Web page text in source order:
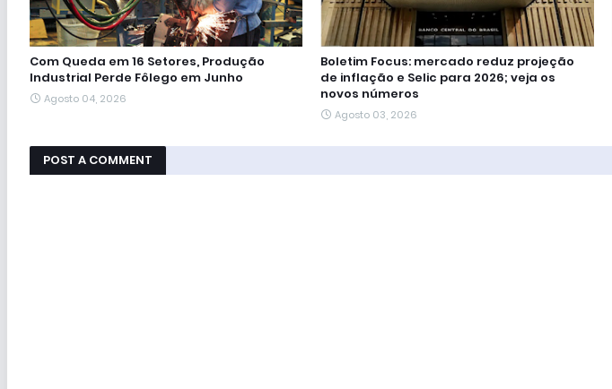
Com Queda em 16 Setores, Produção
Industrial Perde Fôlego em Junho
Agosto 04, 2026
Boletim Focus: mercado reduz projeção
de inflação e Selic para 2026; veja os
novos números
Agosto 03, 2026
POST A COMMENT